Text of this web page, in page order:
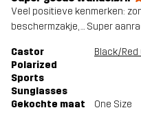
Veel positieve kenmerken:
beschermzakje, … Super
Castor
Polarized
Sports
Sunglasses
Black/Red
Gekochte maat One Size